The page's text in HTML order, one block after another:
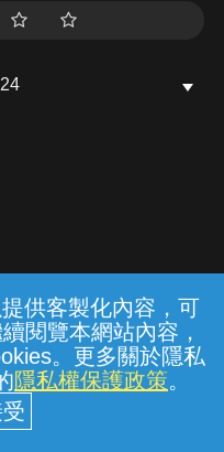
供客製化內容，可
閱覽本網站內容，
。更多關於隱私
隱私權保護政策。
服務條款 隱私權保護
人家庭分公司
© 2026